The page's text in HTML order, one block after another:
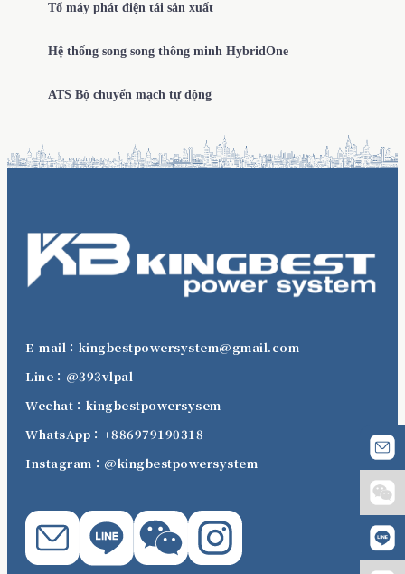
Tổ máy phát điện tái sản xuất
Hệ thống song song thông minh HybridOne
ATS Bộ chuyển mạch tự động
E-mail：kingbestpowersystem@gmail.com
Line：@393vlpal
Wechat：kingbestpowersysem
WhatsApp：+886979190318
Instagram：@kingbestpowersystem